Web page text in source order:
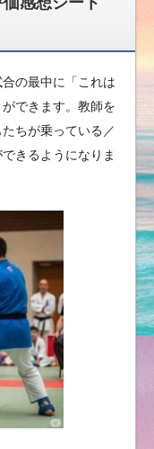
の最中に「これは
できます。教師を
ちが乗っている／
きるようになりま